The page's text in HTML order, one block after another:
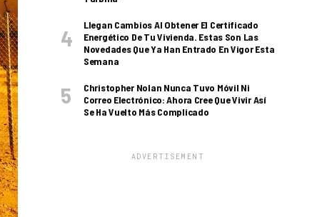
Llegan Cambios Al Obtener El Certificado
Energético De Tu Vivienda. Estas Son Las
Novedades Que Ya Han Entrado En Vigor Esta
Semana
Christopher Nolan Nunca Tuvo Móvil Ni
Correo Electrónico: Ahora Cree Que Vivir Así
Se Ha Vuelto Más Complicado
ADVERTISEMENT